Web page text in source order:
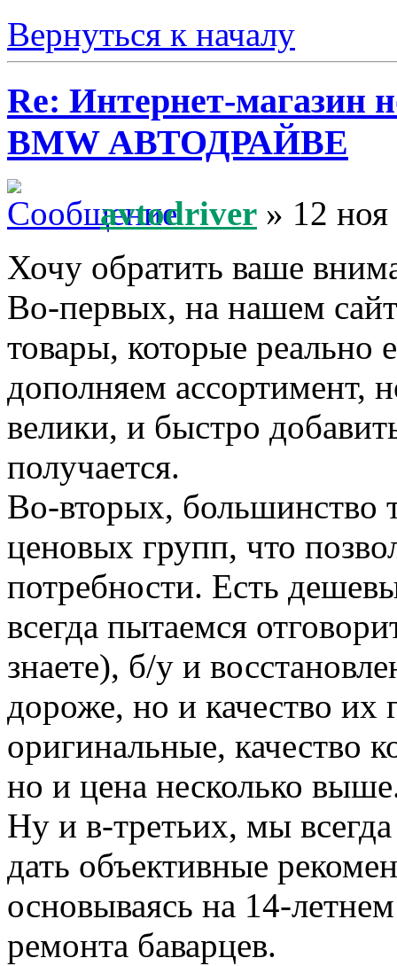
Вернуться к началу
Re: Интернет-магазин
BMW АВТОДРАЙВЕ
avtodriver » 12
Хочу обратить ваше
Во-первых, на нашем
товары, которые
дополняем ассортимент,
велики, и быстро
получается.
Во-вторых, большинство
ценовых групп, что
потребности. Есть
всегда пытаемся
знаете), б/у и
дороже, но и качество
оригинальные, качество
но и цена несколько
Ну и в-третьих, мы
дать объективные
основываясь на 14-
ремонта баварцев.